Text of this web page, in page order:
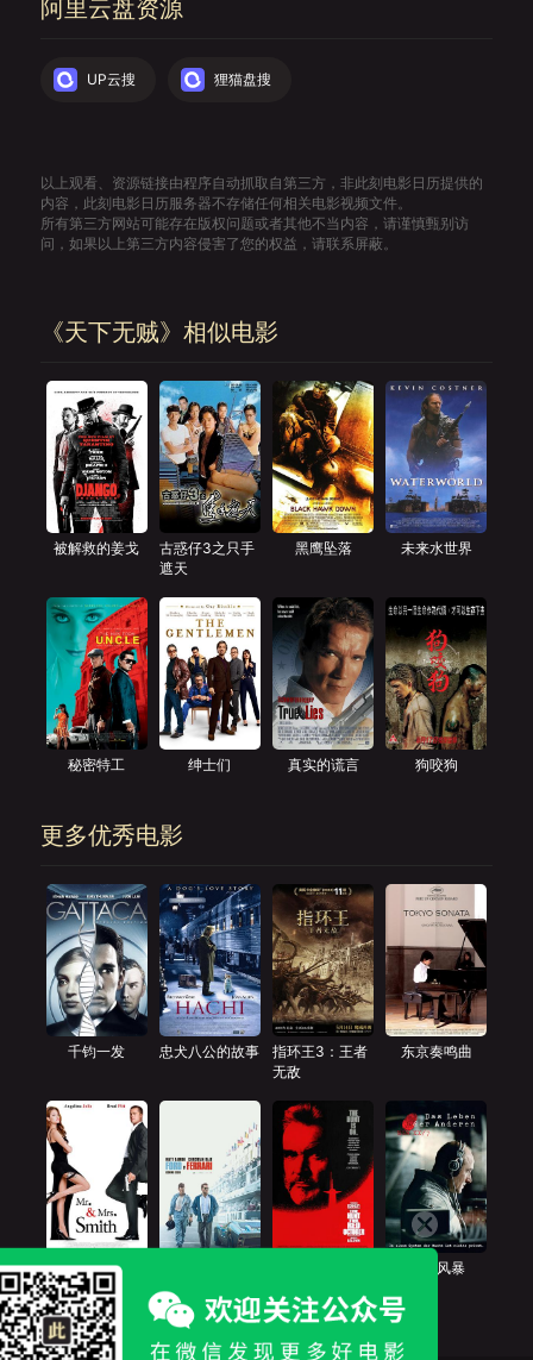
阿里云盘资源
UP云搜 狸猫盘搜
以上观看、资源链接由程序自动抓取自第三方，非此刻电影日历提供的
内容，此刻电影日历服务器不存储任何相关电影视频文件。
所有第三方网站可能存在版权问题或者其他不当内容，请谨慎甄别访
问，如果以上第三方内容侵害了您的权益，请联系屏蔽。
《天下无贼》相似电影
被解救的姜戈
古惑仔3之只手
遮天
黑鹰坠落 未来水世界
秘密特工 绅士们 真实的谎言 狗咬狗
更多优秀电影
千钧一发 忠犬八公的故事
指环王3：王者
无敌
东京奏鸣曲
史密斯夫妇 窃听风暴